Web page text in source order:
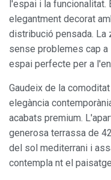
l'espai i la funcionalitat.
elegantment decorat
distribució pensada. La
sense problemes cap a
espai perfecte per a
Gaudeix de la
elegància
acabats premium.
generosa terrassa de
del sol mediterrani i
contempla nt el